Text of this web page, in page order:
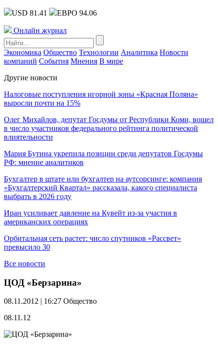
USD 81.41 ЕВРО 94.06
Онлайн журнал
Экономика Общество Технологии Аналитика Новости
компаний События Мнения В мире
Другие новости
Налоговые поступления игорной зоны «Красная Поляна»
выросли почти на 15%
Олег Михайлов, депутат Госдумы от Республики Коми, вошел
в число участников федерального рейтинга политической
влиятельности
Мария Бутина укрепила позиции среди депутатов Госдумы
РФ: мнение аналитиков
Бухгалтер в штате или бухгалтер на аутсорсинге: компания
«Бухгалтерский Квартал» рассказала, какого специалиста
выбрать в 2026 году
Иран усиливает давление на Кувейт из-за участия в
американских операциях
Орбитальная сеть растет: число спутников «Рассвет»
превысило 30
Все новости
ЦОД «Берзарина»
08.11.2012 | 16:27 Общество
08.11.12